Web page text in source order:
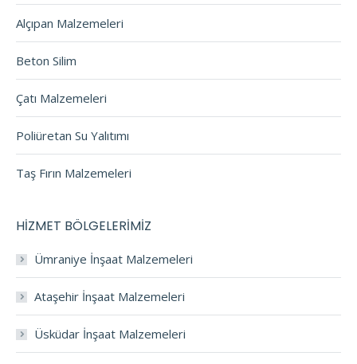
Alçıpan Malzemeleri
Beton Silim
Çatı Malzemeleri
Poliüretan Su Yalıtımı
Taş Fırın Malzemeleri
HİZMET BÖLGELERİMİZ
Ümraniye İnşaat Malzemeleri
Ataşehir İnşaat Malzemeleri
Üsküdar İnşaat Malzemeleri